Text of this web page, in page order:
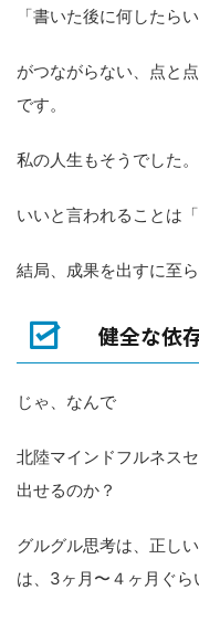
「書いた後に何したらい
がつながらない、点と
です。
私の人生もそうでした。
いいと言われることは
結局、成果を出すに至ら
健全な依
じゃ、なんで
北陸マインドフルネス
出せるのか？
グルグル思考は、正し
は、3ヶ月〜４ヶ月ぐら